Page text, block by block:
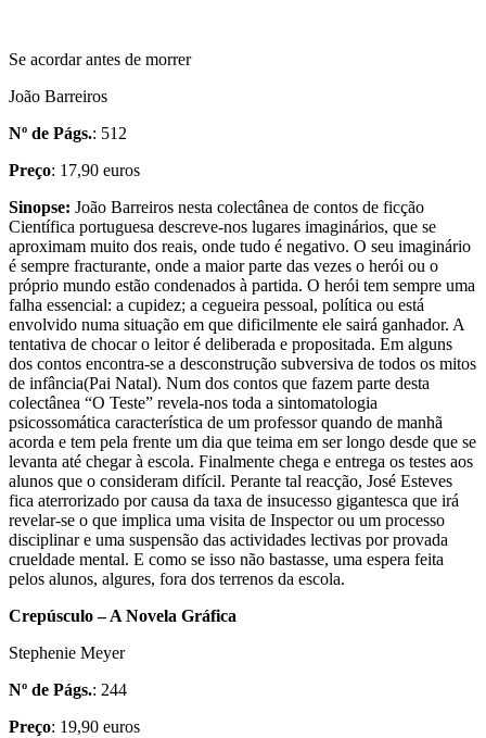
Se acordar antes de morrer
João Barreiros
Nº de Págs.: 512
Preço: 17,90 euros
Sinopse: João Barreiros nesta colectânea de contos de ficção
Científica portuguesa descreve-nos lugares imaginários, que se
aproximam muito dos reais, onde tudo é negativo. O seu imaginário
é sempre fracturante, onde a maior parte das vezes o herói ou o
próprio mundo estão condenados à partida. O herói tem sempre uma
falha essencial: a cupidez; a cegueira pessoal, política ou está
envolvido numa situação em que dificilmente ele sairá ganhador. A
tentativa de chocar o leitor é deliberada e propositada. Em alguns
dos contos encontra-se a desconstrução subversiva de todos os mitos
de infância(Pai Natal). Num dos contos que fazem parte desta
colectânea “O Teste” revela-nos toda a sintomatologia
psicossomática característica de um professor quando de manhã
acorda e tem pela frente um dia que teima em ser longo desde que se
levanta até chegar à escola. Finalmente chega e entrega os testes aos
alunos que o consideram difícil. Perante tal reacção, José Esteves
fica aterrorizado por causa da taxa de insucesso gigantesca que irá
revelar-se o que implica uma visita de Inspector ou um processo
disciplinar e uma suspensão das actividades lectivas por provada
crueldade mental. E como se isso não bastasse, uma espera feita
pelos alunos, algures, fora dos terrenos da escola.
Crepúsculo – A Novela Gráfica
Stephenie Meyer
Nº de Págs.: 244
Preço: 19,90 euros